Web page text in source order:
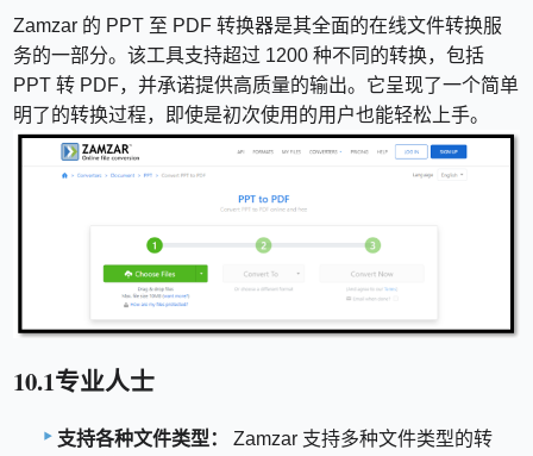
Zamzar 的 PPT 至 PDF 转换器是其全面的在线文件转换服
务的一部分。该工具支持超过 1200 种不同的转换，包括
PPT 转 PDF，并承诺提供高质量的输出。它呈现了一个简单
明了的转换过程，即使是初次使用的用户也能轻松上手。
10.1专业人士
支持各种文件类型：
Zamzar 支持多种文件类型的转